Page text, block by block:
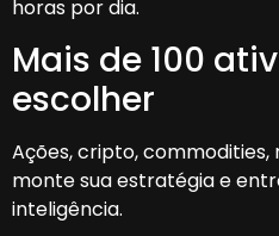
horas por dia.
Mais de 100
escolher
Ações, cripto, commodities,
monte sua estratégia e
inteligência.